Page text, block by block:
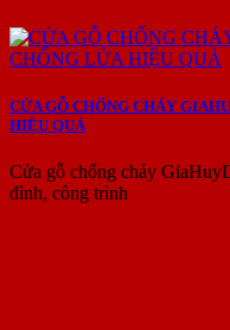
CỬA GỖ CHỐNG CHÁY
HIỆU QUẢ
Cửa gỗ chống cháy
đình, công trình